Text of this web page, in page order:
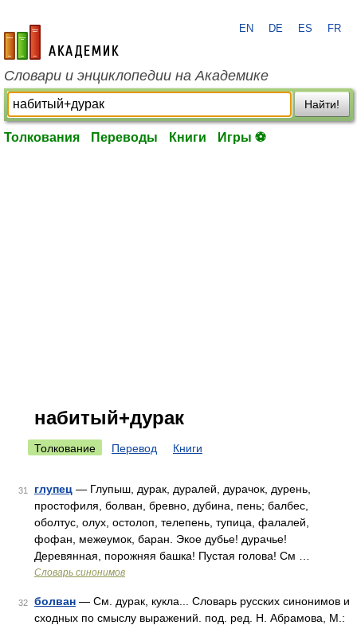
academic.ru
EN DE ES FR
Словари и энциклопедии на Академике
Найти!
Толкования Переводы Книги Игры ⚽
набитый+дурак
Толкование Перевод Книги
31 глупец — Глупыш, дурак, дуралей, дурачок, дурень,
простофиля, болван, бревно, дубина, пень; балбес,
оболтус, олух, остолоп, телепень, тупица, фалалей,
фофан, межеумок, баран. Экое дубье! дурачье!
Деревянная, порожняя башка! Пустая голова! См …
Словарь синонимов
32 болван — См. дурак, кукла... Словарь русских синонимов и
сходных по смыслу выражений. под. ред. Н. Абрамова, М.: